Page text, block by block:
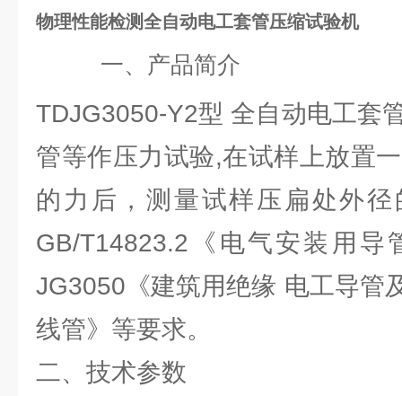
物理性能检测全自动电工套管压缩试验机
一、产品简介
TDJG3050-Y2型 全自动电工套
管等作压力试验,在试样上放置
的力后，测量试样压扁处外
GB/T14823.2《电气安装用
JG3050《建筑用绝缘 电工导管
线管》等要求。
二、技术参数